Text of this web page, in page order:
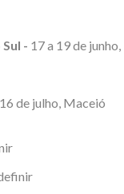
- 17 a 19 de
de julho, Maceió